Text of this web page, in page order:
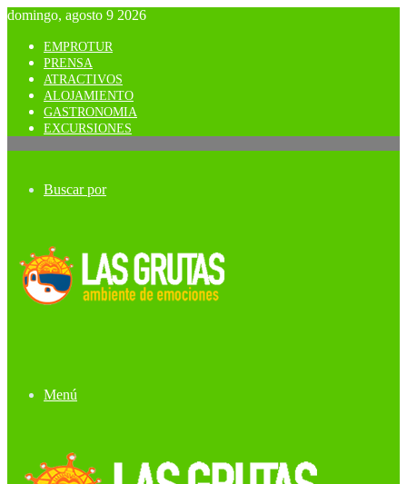
domingo, agosto 9 2026
EMPROTUR
PRENSA
ATRACTIVOS
ALOJAMIENTO
GASTRONOMIA
EXCURSIONES
Buscar por
Menú